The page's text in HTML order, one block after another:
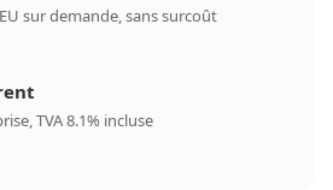
sur demande, sans surcoût
TVA 8.1% incluse